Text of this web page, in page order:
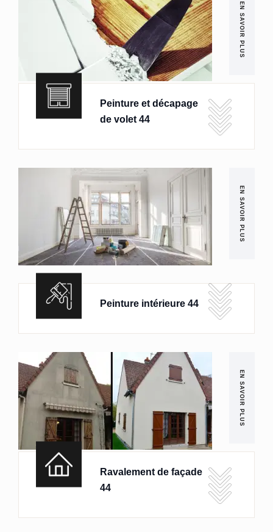
EN SAVOIR PLUS
Peinture et décapage
de volet 44
EN SAVOIR PLUS
Peinture intérieure 44
EN SAVOIR PLUS
Ravalement de façade
44